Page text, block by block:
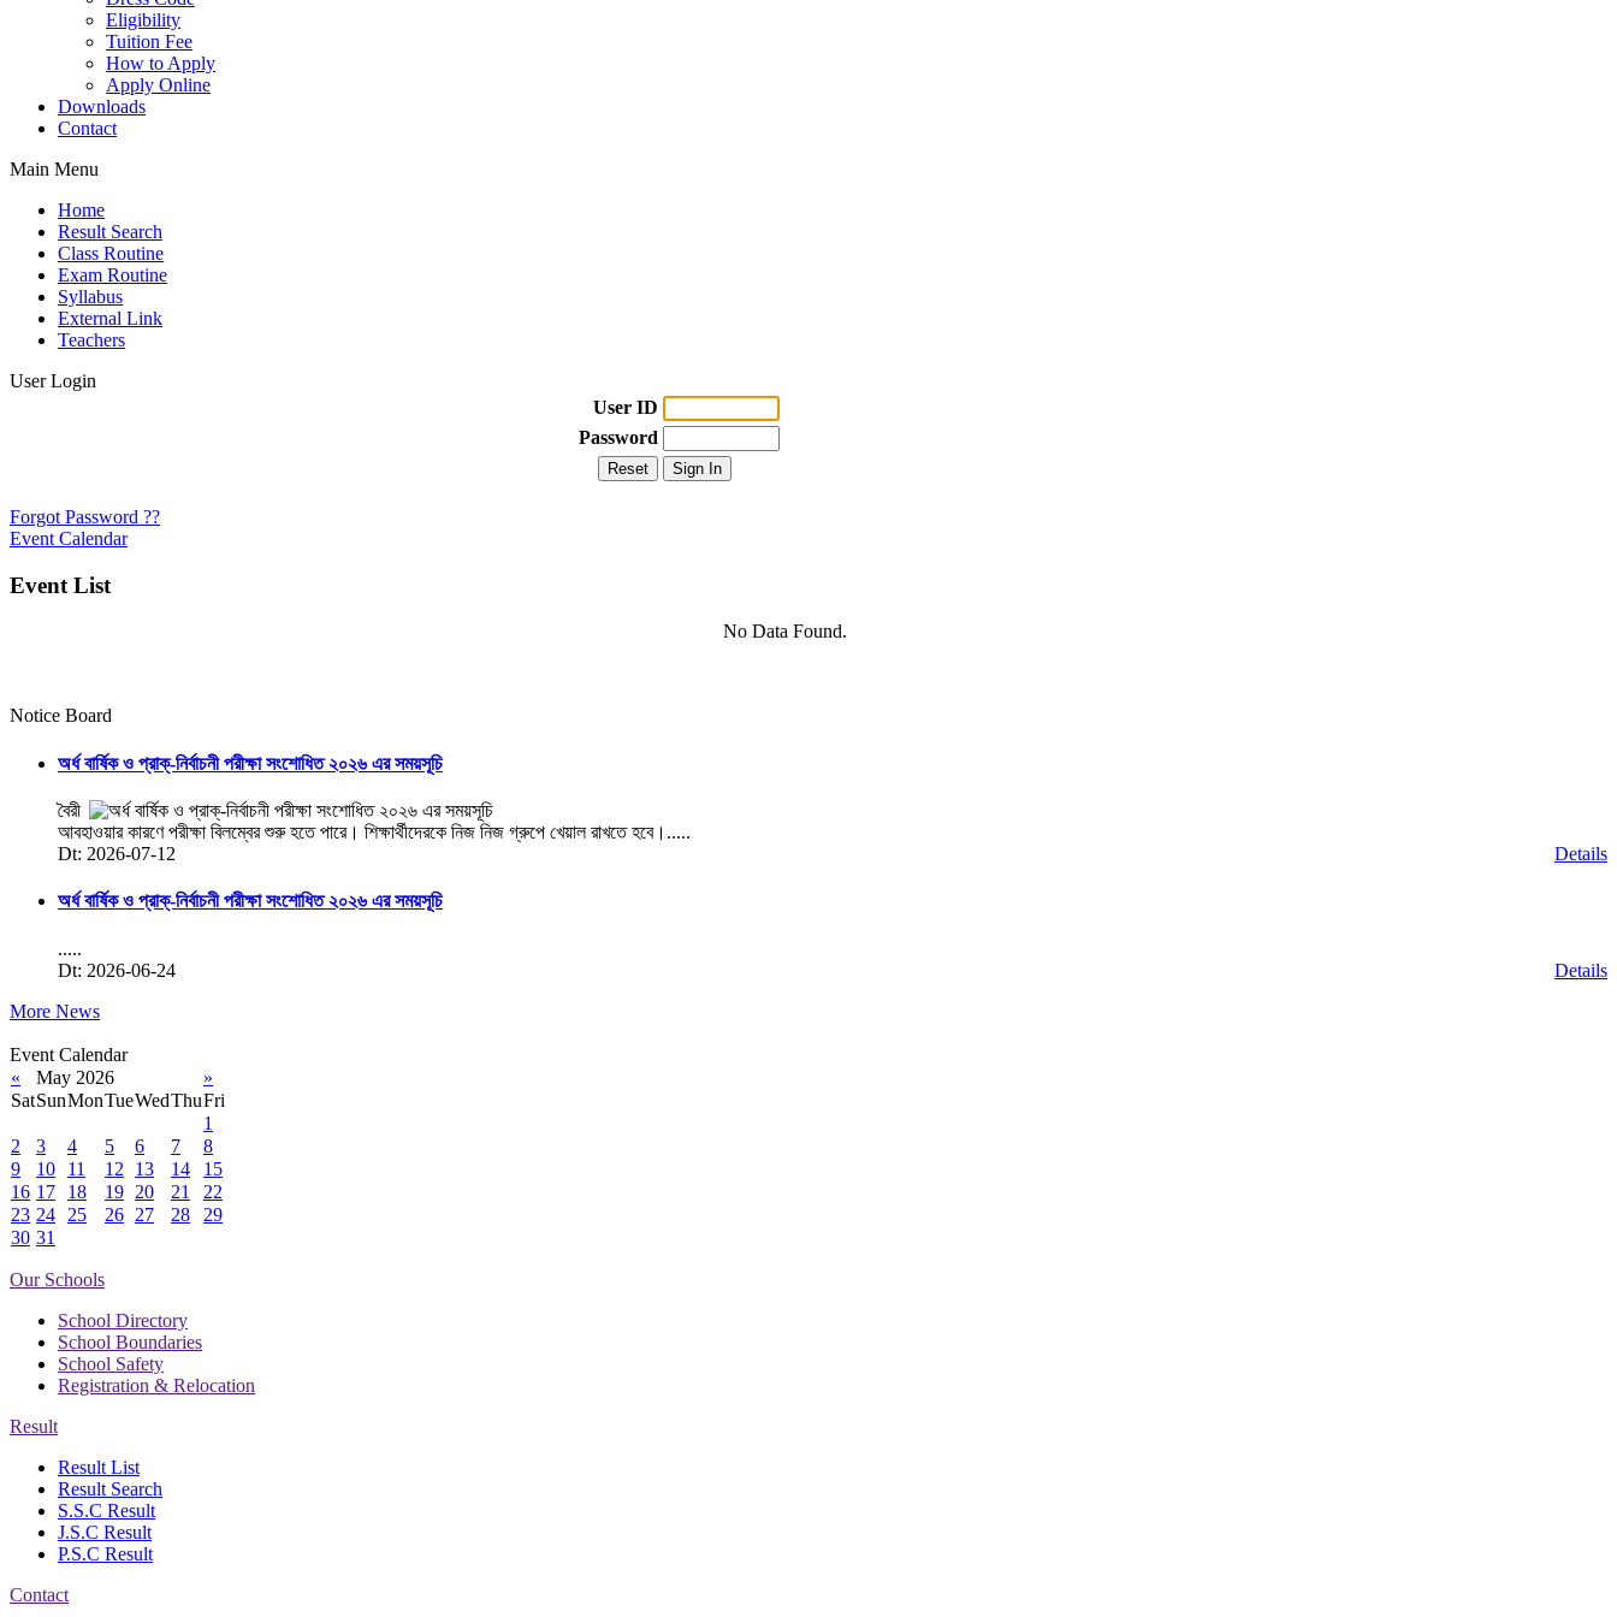
Eligibility
Tuition Fee
How to Apply
Apply Online
Downloads
Contact
Main Menu
Home
Result Search
Class Routine
Exam Routine
Syllabus
External Link
Teachers
User Login
User ID
Password
Forgot Password ??
Event Calendar
Event List
No Data Found.
Notice Board
অর্ধ বার্ষিক ও প্রাক্-নির্বাচনী পরীক্ষা সংশোধিত ২০২৬ এর সময়সূচি
বৈরী
আবহাওয়ার কারণে পরীক্ষা বিলম্বের শুরু হতে পারে। শিক্ষার্থীদেরকে নিজ নিজ গ্রুপে খেয়াল রাখতে হবে।.....
Dt: 2026-07-12
Details
অর্ধ বার্ষিক ও প্রাক্-নির্বাচনী পরীক্ষা সংশোধিত ২০২৬ এর সময়সূচি
.....
Dt: 2026-06-24
Details
More News
Event Calendar
«
May 2026
»
SatSunMonTueWedThuFri
1
2
3 4 5 6 7
8
9
10 11 12 13 14
15
16 17 18 19 20 21
22
23 24 25 26 27 28
29
30 31
Our Schools
School Directory
School Boundaries
School Safety
Registration & Relocation
Result
Result List
Result Search
S.S.C Result
J.S.C Result
P.S.C Result
Contact